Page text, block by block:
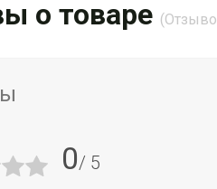
о товаре
0/ 5